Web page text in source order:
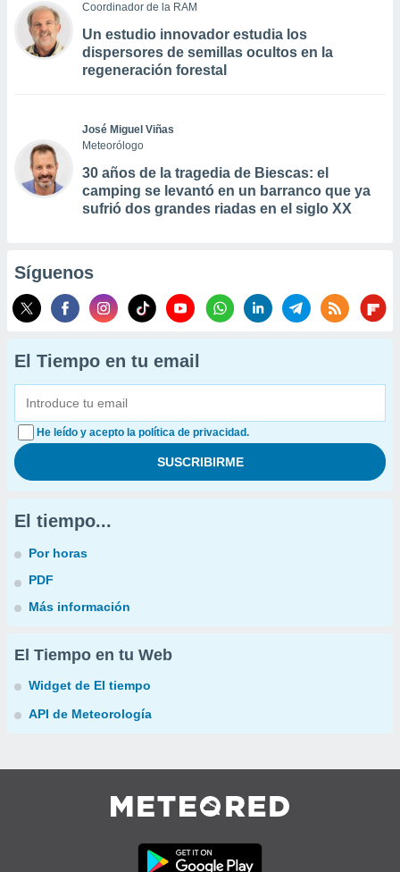
Coordinador de la RAM
Un estudio innovador estudia los
dispersores de semillas ocultos en la
regeneración forestal
José Miguel Viñas
Meteorólogo
30 años de la tragedia de Biescas: el
camping se levantó en un barranco que ya
sufrió dos grandes riadas en el siglo XX
Síguenos
El Tiempo en tu email
He leído y acepto la política de privacidad.
El tiempo...
Por horas
PDF
Más información
El Tiempo en tu Web
Widget de El tiempo
API de Meteorología